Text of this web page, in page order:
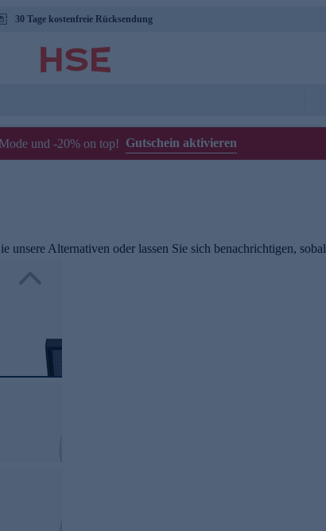
30 Tage kostenfreie Rücksendung
und -20% on top! Gutschein aktivieren
unsere Alternativen oder lassen Sie sich benachrichtigen,